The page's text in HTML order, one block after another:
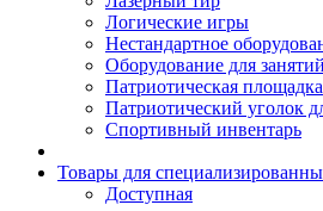
Логические игры
Нестандартное
Оборудование для
Патриотическая площадка
Патриотический уголок
Спортивный инвентарь
Товары для
Доступная